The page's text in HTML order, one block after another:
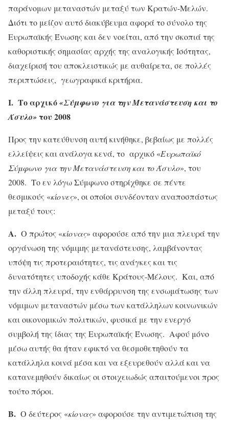
παράνομων μεταναστών μεταξύ των Κρατών-Μελών.
Διότι το μείζον αυτό διακύβευμα αφορά το σύνολο της
Ευρωπαϊκής Ένωσης και δεν νοείται, από την σκοπιά της
καθοριστικής σημασίας αρχής της αναλογικής Iσότητας,
διαχείρισή του αποκλειστικώς με αυθαίρετα, σε πολλές
περιπτώσεις, γεωγραφικά κριτήρια.
Ι. Το αρχικό«Σύμφωνο για την Μετανάστευση και το
Άσυλο» του 2008
Προς την κατεύθυνση αυτή κινήθηκε, βεβαίως με πολλές
ελλείψεις και ανάλογα κενά, το αρχικό «Ευρωπαϊκό
Σύμφωνο για την Μετανάστευση και το Άσυλο», του
2008. Το εν λόγω Σύμφωνο στηρίχθηκε σε πέντε
θεσμικούς «κίονες», οι οποίοι συνδέονταν αναποσπάστως
μεταξύ τους:
Α. Ο πρώτος «κίονας» αφορούσε από την μια πλευρά την
οργάνωση της νόμιμης μετανάστευσης, λαμβάνοντας
υπόψη τις προτεραιότητες, τις ανάγκες και τις
δυνατότητες υποδοχής κάθε Κράτους-Μέλους. Και, από
την άλλη πλευρά, την ενθάρρυνση της ενσωμάτωσης των
νόμιμων μεταναστών μέσω των κατάλληλων κοινωνικών
και οικονομικών πολιτικών, φυσικά με την ενεργό
συμβολή της ίδιας της Ευρωπαϊκής Ένωσης. Αφού μόνο
μέσω αυτής θα ήταν εφικτό να θεσμοθετηθούν τα
κατάλληλα κοινά μέσα και να εξευρεθούν αλλά και να
κατανεμηθούν δικαίως οι στοιχειωδώς απαιτούμενοι προς
τούτο πόροι.
Β. Ο δεύτερος «κίονας» αφορούσε την αντιμετώπιση της